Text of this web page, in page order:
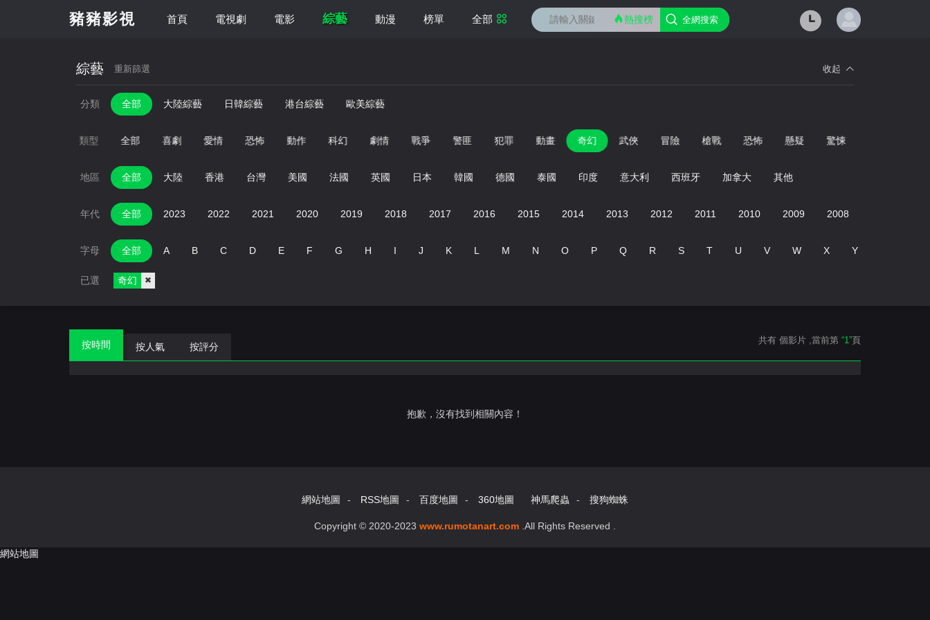
豬豬影視 首頁 電視劇 電影 綜藝 動漫 榜單 全部 全網搜索
熱搜榜
綜藝 重新篩選 收起
分類 全部 大陸綜藝 日韓綜藝 港台綜藝 歐美綜藝
類型 全部 喜劇 愛情 恐怖 動作 科幻 劇情 戰爭 警匪 犯罪 動畫 奇幻 武俠 冒險 槍戰 恐怖 懸疑 驚悚
地區 全部 大陸 香港 台灣 美國 法國 英國 日本 韓國 德國 泰國 印度 意大利 西班牙 加拿大 其他
年代 全部 2023 2022 2021 2020 2019 2018 2017 2016 2015 2014 2013 2012 2011 2010 2009 2008
字母 全部 A B C D E F G H I J K L M N O P Q R S T U V W X Y
已選 奇幻
按時間 按人氣 按評分
共有 個影片 ,當前第 “1”頁
抱歉，沒有找到相關內容！
網站地圖 - RSS地圖 - 百度地圖 - 360地圖 神馬爬蟲 - 搜狗蜘蛛
Copyright © 2020-2023 www.rumotanart.com .All Rights Reserved .
網站地圖